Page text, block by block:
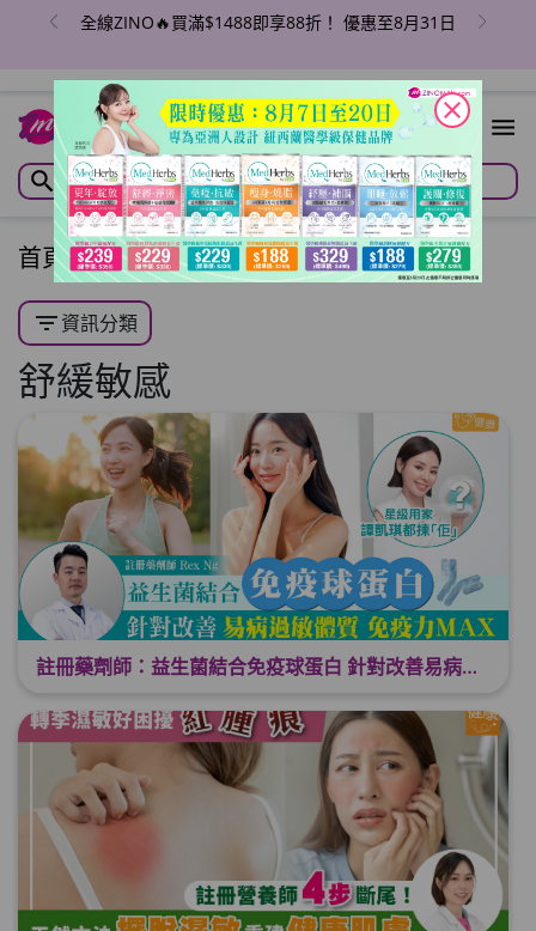
全線ZINO🔥買滿$1488即享88折！ 優惠至8月31日
首頁/文章/健康保健/舒緩敏感
filter_list資訊分類
舒緩敏感
註冊藥劑師：益生菌結合免疫球蛋白 針對改善易病過敏體質 免疫力MAX！
close